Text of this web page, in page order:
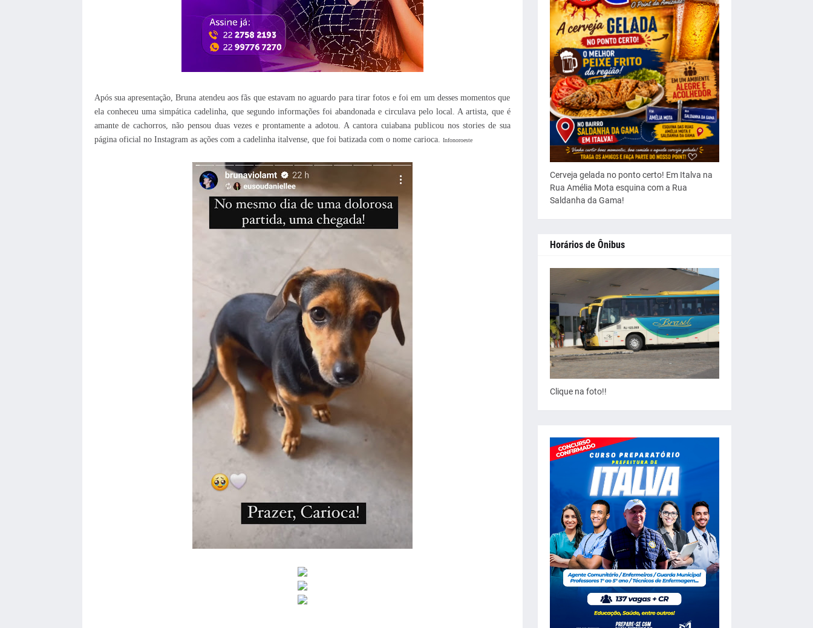
Após sua apresentação, Bruna atendeu aos fãs que estavam no aguardo para tirar fotos e foi em um desses momentos que
ela conheceu uma simpática cadelinha, que segundo informações foi abandonada e circulava pelo local. A artista, que é
amante de cachorros, não pensou duas vezes e prontamente a adotou.
A cantora cuiabana publicou nos stories de sua
página oficial no Instagram as ações com a cadelinha italvense, que foi batizada com o nome carioca.
Infonoroeste
Cerveja gelada no ponto certo! Em Italva na
Rua Amélia Mota esquina com a Rua
Saldanha da Gama!
Horários de Ônibus
Clique na foto!!